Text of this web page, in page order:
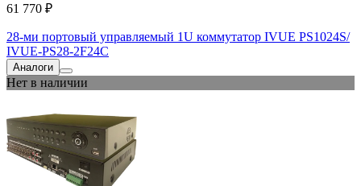
61 770 ₽
28-ми портовый управляемый 1U коммутатор IVUE PS1024S/
IVUE-PS28-2F24C
Аналоги
Нет в наличии